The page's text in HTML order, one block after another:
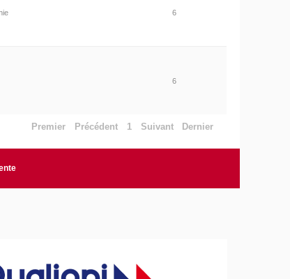
6
6
Premier Précédent 1 Suivant Dernier